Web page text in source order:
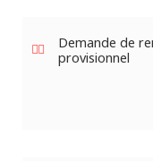
Demande de
provisionnel